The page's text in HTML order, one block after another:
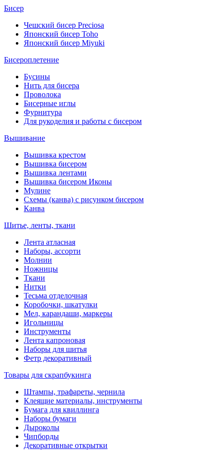
Бисер
Чешский бисер Preciosa
Японский бисер Toho
Японский бисер Miyuki
Бисероплетение
Бусины
Нить для бисера
Проволока
Бисерные иглы
Фурнитура
Для рукоделия и работы с бисером
Вышивание
Вышивка крестом
Вышивка бисером
Вышивка лентами
Вышивка бисером Иконы
Мулине
Схемы (канва) с рисунком бисером
Канва
Шитье, ленты, ткани
Лента атласная
Наборы, ассорти
Молнии
Ножницы
Ткани
Нитки
Тесьма отделочная
Коробочки, шкатулки
Мел, карандаши, маркеры
Игольницы
Инструменты
Лента капроновая
Наборы для шитья
Фетр декоративный
Товары для скрапбукинга
Штампы, трафареты, чернила
Клеящие материалы, инструменты
Бумага для квиллинга
Наборы бумаги
Дыроколы
Чипборды
Декоративные открытки